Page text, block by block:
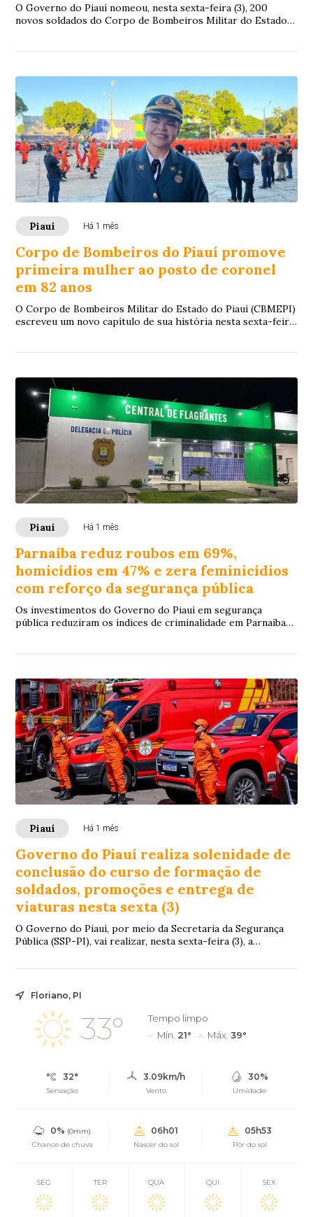
O Governo do Piauí nomeou, nesta sexta-feira (3), 200
novos soldados do Corpo de Bombeiros Militar do Estado
Piauí Há 1 mês
Corpo de Bombeiros do Piauí promove
primeira mulher ao posto de coronel
em 82 anos
O Corpo de Bombeiros Militar do Estado do Piauí (CBMEPI)
escreveu um novo capítulo de sua história nesta sexta-feira
Piauí Há 1 mês
Parnaíba reduz roubos em 69%,
homicídios em 47% e zera feminicídios
com reforço da segurança pública
Os investimentos do Governo do Piauí em segurança
pública reduziram os índices de criminalidade em Parnaíba
Piauí Há 1 mês
Governo do Piauí realiza solenidade de
conclusão do curso de formação de
soldados, promoções e entrega de
viaturas nesta sexta (3)
O Governo do Piauí, por meio da Secretaria da Segurança
Pública (SSP-PI), vai realizar, nesta sexta-feira (3), a
Floriano, PI
33°
Tempo limpo
Mín. 21° Máx. 39°
32°
Sensação
3.09km/h
Vento
30%
Umidade
0% (0mm)
Chance de chuva
06h01
Nascer do sol
05h53
Pôr do sol
SEG TER QUA QUI SEX